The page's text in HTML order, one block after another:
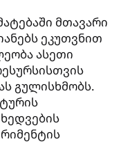
მთავარი
ეკუთვნით
ასეთი
გულისხმობს.